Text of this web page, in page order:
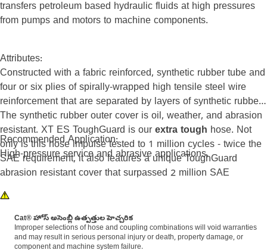
transfers petroleum based hydraulic fluids at high pressures
from pumps and motors to machine components.
Attributes:
Constructed with a fabric reinforced, synthetic rubber tube and
four or six plies of spirally-wrapped high tensile steel wire
reinforcement that are separated by layers of synthetic rubber.
The synthetic rubber outer cover is oil, weather, and abrasion
resistant. XT ES ToughGuard is our extra tough hose. Not
only is this hose impulse tested to 1 million cycles - twice the
SAE requirement, it also features a unique ToughGuard
abrasion resistant cover that surpassed 2 million SAE
abrasion test cycles without any signs of wear. Cat® XT ES
ToughGuard hose is also designed to work at half the SAE
bend radius. This means they bend better in tight places and
substantially reduce hose length requirements. These features
provide easier installation, long life and excellent
Recommended Application:
High-pressure service and abrasive applications.
Cat® హోస్ అసెంబ్లీ ఉత్పత్తుల హెచ్చరిక
Improper selections of hose and coupling combinations will void warranties
and may result in serious personal injury or death, property damage, or
component and machine system failure.